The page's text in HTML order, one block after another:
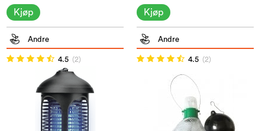
Kjøp Kjøp
Andre
4.5 (2)
Andre
4.5 (2)